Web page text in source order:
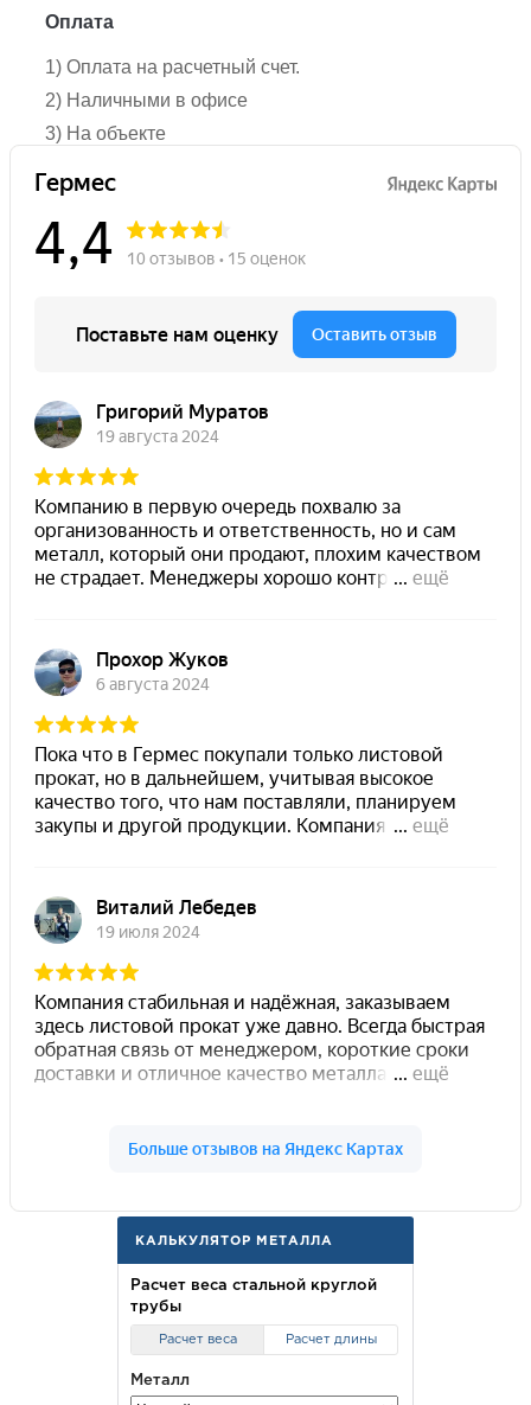
Оплата
1) Оплата на расчетный счет.
2) Наличными в офисе
3) На объекте